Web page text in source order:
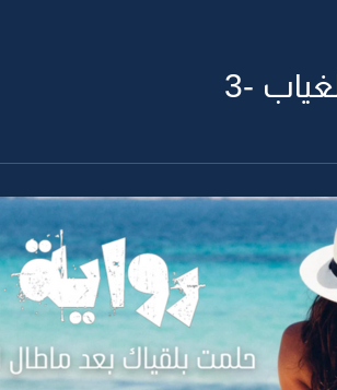
-3